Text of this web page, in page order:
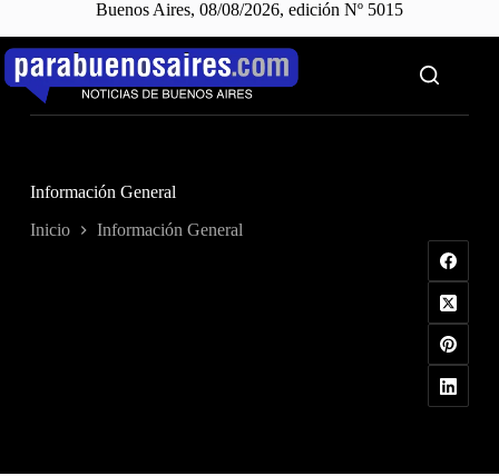
Buenos Aires, 08/08/2026, edición Nº 5015
Saltar
contenido
Información General
Inicio Información General